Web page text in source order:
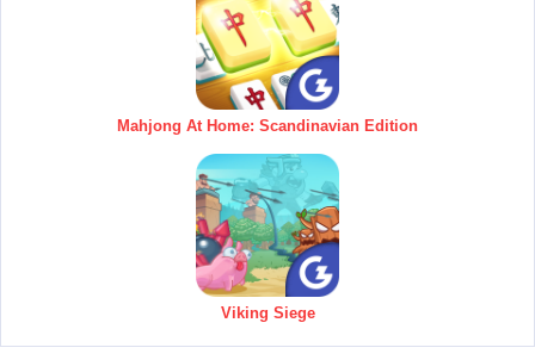
Mahjong At Home: Scandinavian Edition
Viking Siege